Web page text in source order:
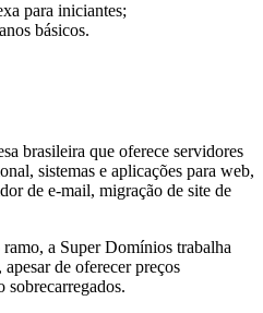
para iniciantes;
básicos.
brasileira que oferece servidores
sistemas e aplicações para web,
de e-mail, migração de site de
a Super Domínios trabalha
de oferecer preços
sobrecarregados.